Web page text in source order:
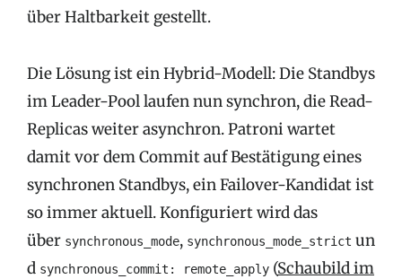
über Haltbarkeit gestellt.
Die Lösung ist ein Hybrid-Modell: Die Standbys
im Leader-Pool laufen nun synchron, die Read-
Replicas weiter asynchron. Patroni wartet
damit vor dem Commit auf Bestätigung eines
synchronen Standbys, ein Failover-Kandidat ist
so immer aktuell. Konfiguriert wird das
über synchronous_mode, synchronous_mode_strict un
d synchronous_commit: remote_apply (Schaubild im